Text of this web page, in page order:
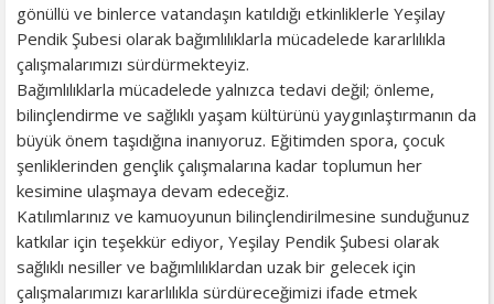
gönüllü ve binlerce vatandaşın katıldığı etkinliklerle Yeşilay
Pendik Şubesi olarak bağımlılıklarla mücadelede kararlılıkla
çalışmalarımızı sürdürmekteyiz.
Bağımlılıklarla mücadelede yalnızca tedavi değil; önleme,
bilinçlendirme ve sağlıklı yaşam kültürünü yaygınlaştırmanın da
büyük önem taşıdığına inanıyoruz. Eğitimden spora, çocuk
şenliklerinden gençlik çalışmalarına kadar toplumun her
kesimine ulaşmaya devam edeceğiz.
Katılımlarınız ve kamuoyunun bilinçlendirilmesine sunduğunuz
katkılar için teşekkür ediyor, Yeşilay Pendik Şubesi olarak
sağlıklı nesiller ve bağımlılıklardan uzak bir gelecek için
çalışmalarımızı kararlılıkla sürdüreceğimizi ifade etmek